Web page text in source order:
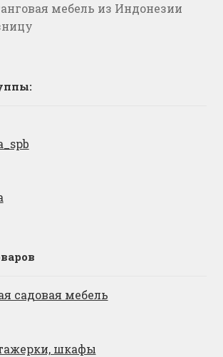
мебель из Индонезии
садовая мебель
шкафы